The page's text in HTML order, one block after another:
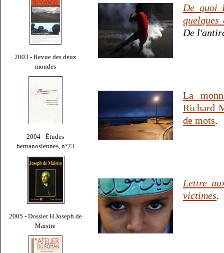
2003 - Revue des deux
mondes
2004 - Études
bernanosiennes, n°23
2005 - Dossier H Joseph de
Maistre
De quoi
De
La
Richard
de mots.
Lettre
victimes.